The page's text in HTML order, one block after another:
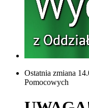
Ostatnia zmiana
Pomocowych